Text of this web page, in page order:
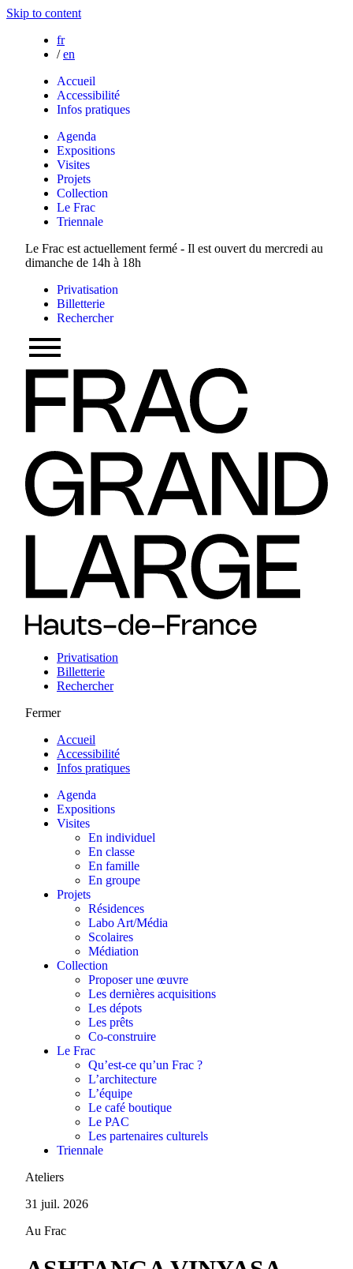
Skip to content
fr
/ en
Accueil
Accessibilité
Infos pratiques
Agenda
Expositions
Visites
Projets
Collection
Le Frac
Triennale
Le Frac est actuellement fermé - Il est ouvert du mercredi au
dimanche de 14h à 18h
Privatisation
Billetterie
Rechercher
Privatisation
Billetterie
Rechercher
Fermer
Accueil
Accessibilité
Infos pratiques
Agenda
Expositions
Visites
En individuel
En classe
En famille
En groupe
Projets
Résidences
Labo Art/Média
Scolaires
Médiation
Collection
Proposer une œuvre
Les dernières acquisitions
Les dépots
Les prêts
Co-construire
Le Frac
Qu’est-ce qu’un Frac ?
L’architecture
L’équipe
Le café boutique
Le PAC
Les partenaires culturels
Triennale
Ateliers
31 juil. 2026
Au Frac